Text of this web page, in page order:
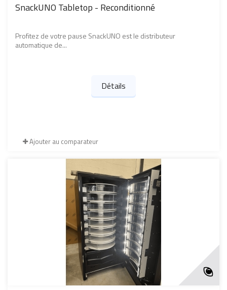
SnackUNO Tabletop - Reconditionné
Profitez de votre pause SnackUNO est le distributeur
automatique de...
Détails
Ajouter au comparateur